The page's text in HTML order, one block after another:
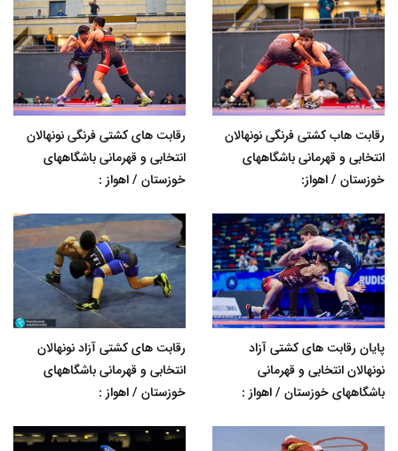
رقابت هاب کشتی فرنگی نونهالان
انتخابی و قهرمانی باشگاههای
خوزستان / اهواز:
رقابت های کشتی فرنگی نونهالان
انتخابی و قهرمانی باشگاههای
خوزستان / اهواز :
پایان رقابت های کشتی آزاد
نونهالان انتخابی و قهرمانی
باشگاههای خوزستان / اهواز :
رقابت های کشتی آزاد نونهالان
انتخابی و قهرمانی باشگاههای
خوزستان / اهواز :